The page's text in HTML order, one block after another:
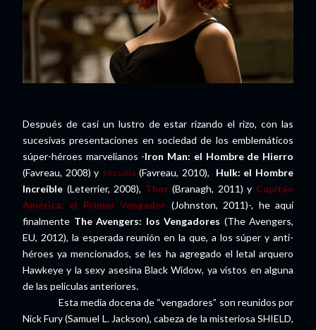
Después de casi un lustro de estar rizando el rizo, con las
sucesivas presentaciones en sociedad de los emblemáticos
súper-héroes marvelianos -Iron Man: el Hombre de Hierro
(Favreau, 2008) y secuela (Favreau, 2010), Hulk: el Hombre
Increíble (Leterrier, 2008), Thor(Branagh, 2011) y Capitán
América: el Primer Vengador (Johnston, 2011)-, he aquí
finalmente The Avengers: los Vengadores (The Avengers,
EU, 2012), la esperada reunión en la que, a los súper y anti-
héroes ya mencionados, se les ha agregado el letal arquero
Hawkeye y la sexy asesina Black Widow, ya vistos en alguna
de las películas anteriores.
Esta media docena de “vengadores” son reunidos por
Nick Fury (Samuel L. Jackson), cabeza de la misteriosa SHIELD,